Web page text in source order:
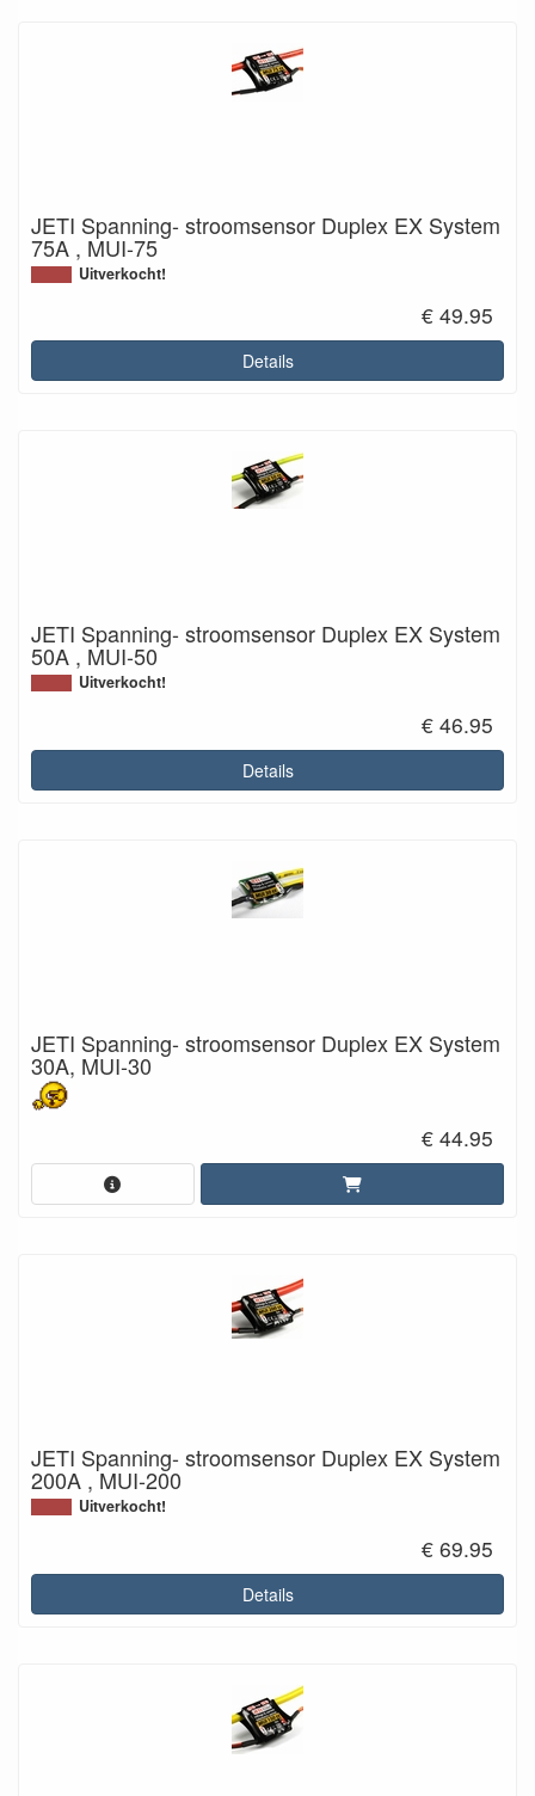
JETI Spanning- stroomsensor Duplex EX System
75A , MUI-75
Uitverkocht!
€ 49.95
Details
JETI Spanning- stroomsensor Duplex EX System
50A , MUI-50
Uitverkocht!
€ 46.95
Details
JETI Spanning- stroomsensor Duplex EX System
30A, MUI-30
€ 44.95
JETI Spanning- stroomsensor Duplex EX System
200A , MUI-200
Uitverkocht!
€ 69.95
Details